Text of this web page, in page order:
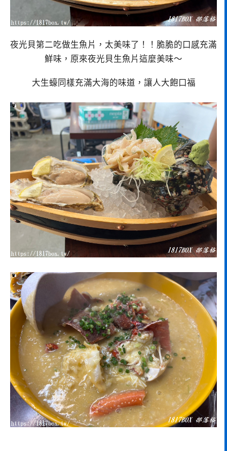
夜光貝第二吃做生魚片，太美味了！！脆脆的口感充滿
鮮味，原來夜光貝生魚片這麼美味～
大生蠔同樣充滿大海的味道，讓人大飽口福